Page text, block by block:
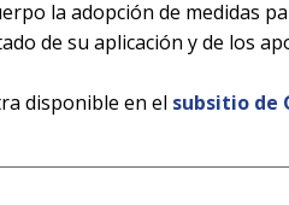
la adopción de medidas
de su aplicación y de los
disponible en el subsitio de